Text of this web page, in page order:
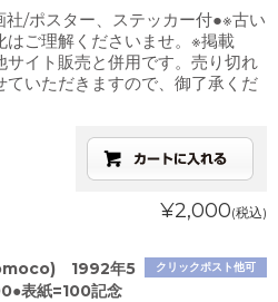
/ポスター、ステッカー付●※古い
ご理解くださいませ。※掲載
イト販売と併用です。売り切れ
いただきますので、御了承くだ
¥2,000(税込)
クリックポスト他可
1992年5
表紙=100記念